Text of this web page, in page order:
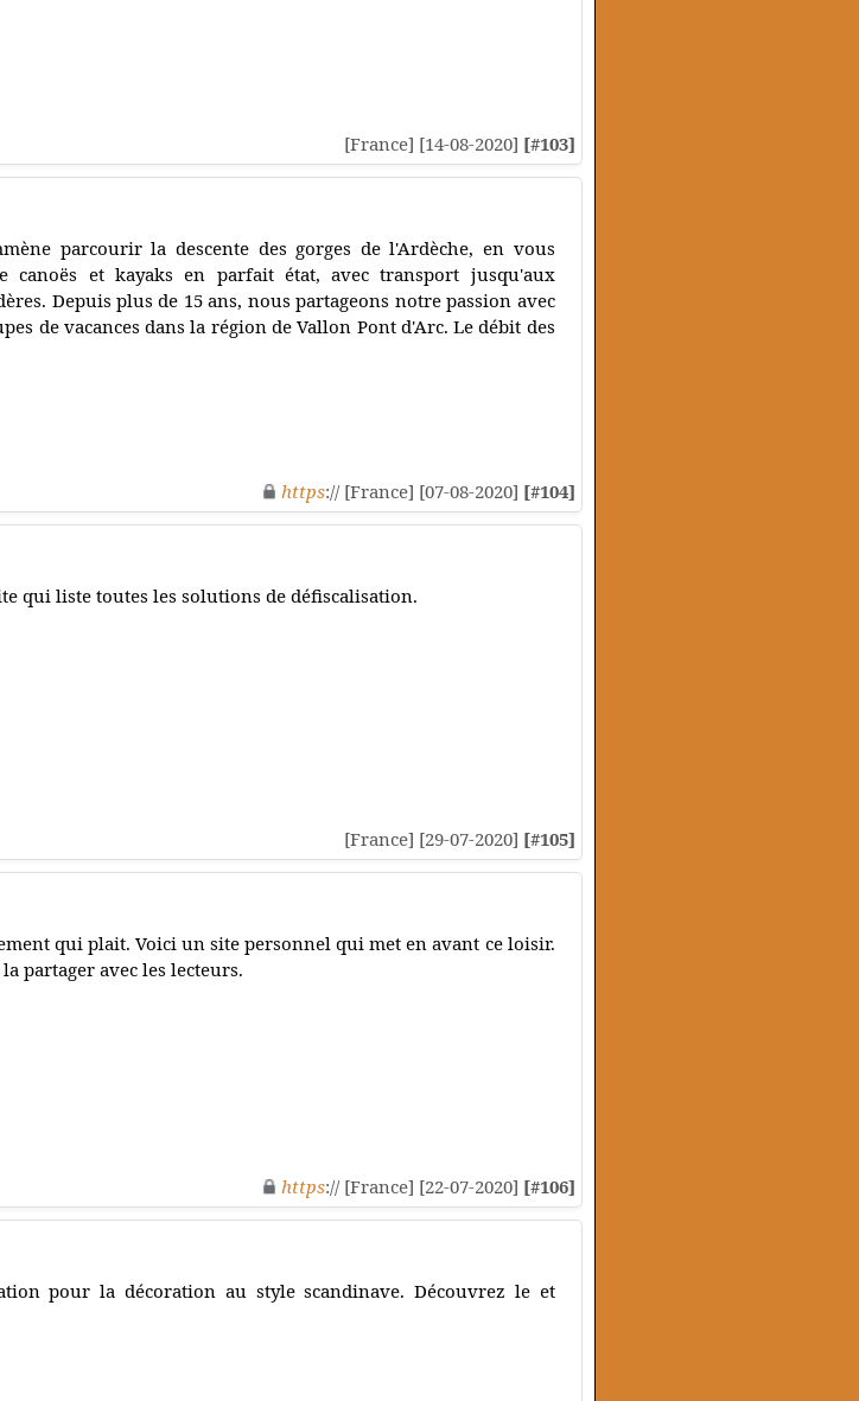
[France] [14-08-2020] [#103]
parcourir la descente des gorges de l'Ardèche, en vous
canoës et kayaks en parfait état, avec transport jusqu'aux
Depuis plus de 15 ans, nous partageons notre passion avec
de vacances dans la région de Vallon Pont d'Arc. Le débit des
https:// [France] [07-08-2020] [#104]
qui liste toutes les solutions de défiscalisation.
[France] [29-07-2020] [#105]
qui plait. Voici un site personnel qui met en avant ce loisir.
partager avec les lecteurs.
https:// [France] [22-07-2020] [#106]
pour la décoration au style scandinave. Découvrez le et